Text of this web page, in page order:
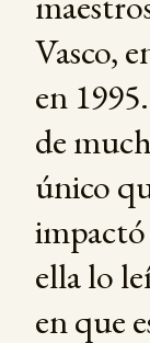
Vasco,
en
de
único
ella lo
en que